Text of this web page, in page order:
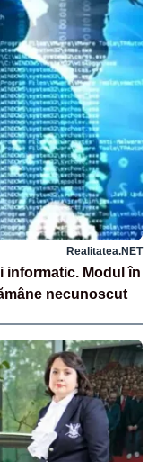
Realitatea.NET
informatic. Modul în
necunoscut